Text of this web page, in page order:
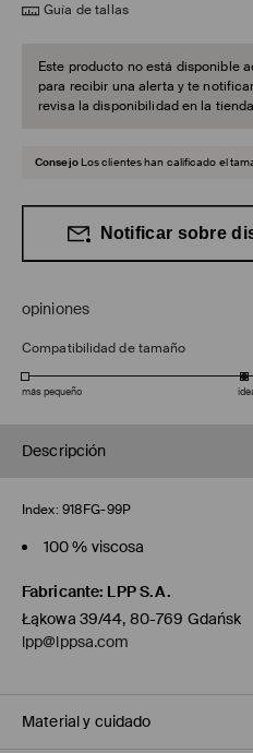
Guía de tallas
Este producto no está disponible
para recibir una alerta y te
revisa la disponibilidad en la
Consejo Los clientes han calificado el
Notificar sobre
opiniones
Compatibilidad de tamaño
más pequeño
Descripción
Index: 918FG-99P
100 % viscosa
Fabricante: LPP S.A.
Łąkowa 39/44, 80-769 Gdańsk
lpp@lppsa.com
Material y cuidado